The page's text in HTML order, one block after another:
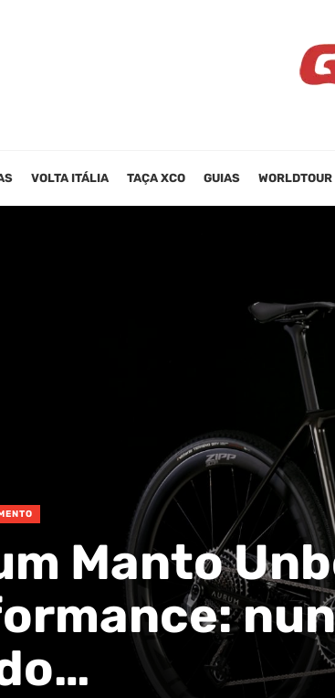
VOLTA ITÁLIA TAÇA XCO GUIAS WORLDTOUR
Manto